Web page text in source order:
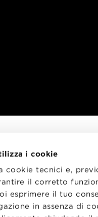
i cookie
cookie tecnici e,
il corretto
esprimere il tuo
in assenza di